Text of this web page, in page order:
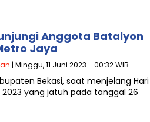
Anggota Batalyon
Jaya
| Minggu, 11 Juni 2023 - 00:32 WIB
Bekasi, saat menjelang Hari
yang jatuh pada tanggal 26